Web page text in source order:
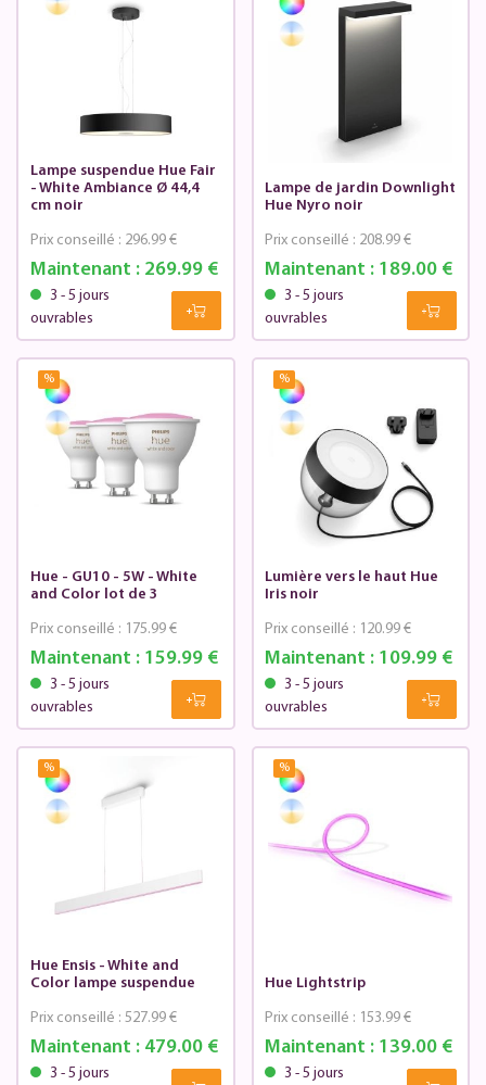
Lampe suspendue Hue Fair
- White Ambiance Ø 44,4
cm noir
Maintenant :269.99 €
Prix conseillé : 296.99 €
3 - 5 jours
ouvrables
Lampe de jardin Downlight
Hue Nyro noir
Maintenant : 189.00 €
Prix conseillé : 208.99 €
3 - 5 jours
ouvrables
%
Hue - GU10 - 5W - White
and Color lot de 3
Maintenant :159.99 €
Prix conseillé : 175.99 €
3 - 5 jours
ouvrables
%
Lumière vers le haut Hue
Iris noir
Maintenant : 109.99 €
Prix conseillé : 120.99 €
3 - 5 jours
ouvrables
%
Hue Ensis - White and
Color lampe suspendue
Maintenant :479.00 €
Prix conseillé : 527.99 €
3 - 5 jours
%
Hue Lightstrip
Maintenant : 139.00 €
Prix conseillé : 153.99 €
3 - 5 jours